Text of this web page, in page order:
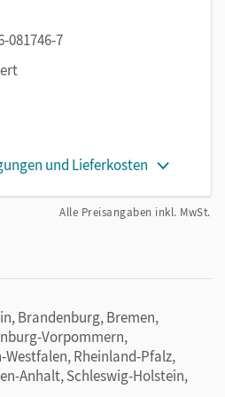
081746-7
und Lieferkosten
Alle Preisangaben inkl. MwSt.
Brandenburg, Bremen,
Vorpommern,
Rheinland-Pfalz,
Anhalt, Schleswig-Holstein,